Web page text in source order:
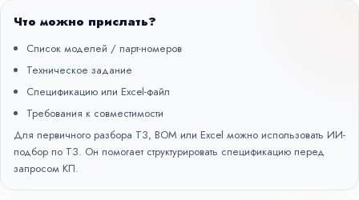
Что можно прислать?
Список моделей / парт-номеров
Техническое задание
Спецификацию или Excel-файл
Требования к совместимости
Для первичного разбора ТЗ, BOM или Excel можно использовать ИИ-
подбор по ТЗ. Он помогает структурировать спецификацию перед
запросом КП.